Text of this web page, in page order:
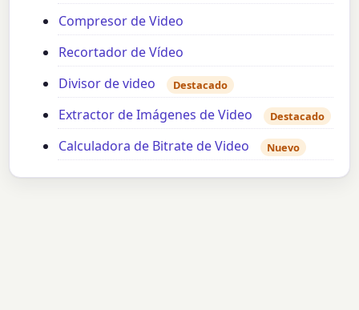
Compresor de Video
Recortador de Vídeo
Divisor de video
Destacado
Extractor de Imágenes de Video Destacado
Calculadora de Bitrate de Video Nuevo